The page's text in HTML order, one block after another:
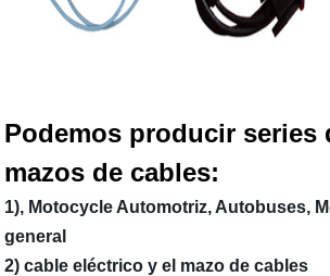
Podemos producir series
mazos de cables:
1), Motocycle Automotriz, Autobuses,
general
2) cable eléctrico y el mazo de cables